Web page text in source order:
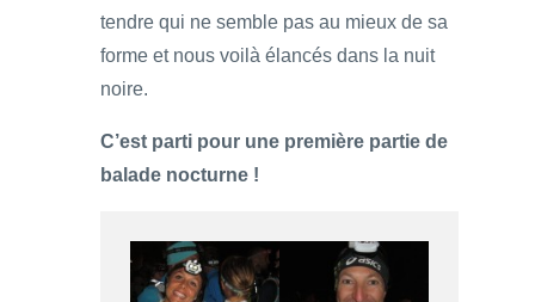
tendre qui ne semble pas au mieux de sa
forme et nous voilà élancés dans la nuit
noire.
C’est parti pour une première partie de
balade nocturne !